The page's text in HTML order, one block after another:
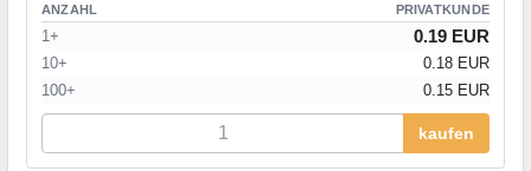
ANZAHL PRIVATKUNDE
1+ 0.19 EUR
10+
0.18 EUR
100+
0.15 EUR
kaufen